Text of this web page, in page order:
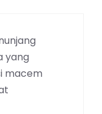
yang
macem